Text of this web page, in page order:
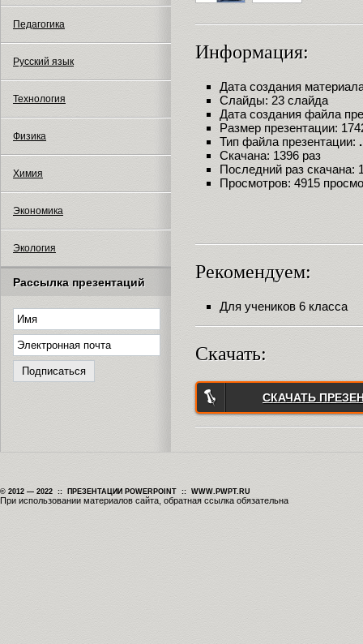
Педагогика
Русский язык
Технология
Физика
Химия
Экономика
Экология
Рассылка презентаций
Информация:
Дата создания
Слайды: 23 слайда
Дата создания файла
Размер презентации:
Тип файла презентации:
Скачана: 1396 раз
Последний раз скачана:
Просмотров: 4915
Рекомендуем:
Для учеников 6 класса
Скачать:
СКАЧАТЬ
© 2012 — 2022 :: ПРЕЗЕНТАЦИИ POWERPOINT :: WWW.PWPT.RU
При использовании материалов сайта, обратная ссылка обязательна